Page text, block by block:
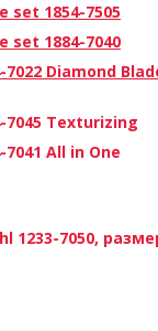
set 1854-7505
set 1884-7040
Diamond
Texturizing
All in One
1233-7050,